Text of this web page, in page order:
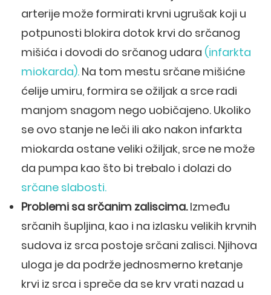
arterije može formirati krvni ugrušak koji u
potpunosti blokira dotok krvi do srčanog
mišića i dovodi do srčanog udara (infarkta
miokarda). Na tom mestu srčane mišićne
ćelije umiru, formira se ožiljak a srce radi
manjom snagom nego uobičajeno. Ukoliko
se ovo stanje ne leči ili ako nakon infarkta
miokarda ostane veliki ožiljak, srce ne može
da pumpa kao što bi trebalo i dolazi do
srčane slabosti.
Problemi sa srčanim zaliscima.Između
srčanih šupljina, kao i na izlasku velikih krvnih
sudova iz srca postoje srčani zalisci. Njihova
uloga je da podrže jednosmerno kretanje
krvi iz srca i spreče da se krv vrati nazad u
→